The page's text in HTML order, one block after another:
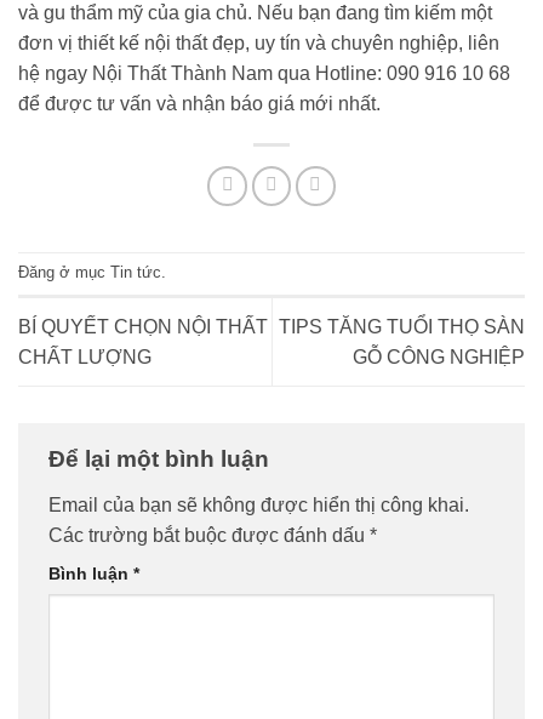
và gu thẩm mỹ của gia chủ. Nếu bạn đang tìm kiếm một
đơn vị thiết kế nội thất đẹp, uy tín và chuyên nghiệp, liên
hệ ngay Nội Thất Thành Nam qua Hotline: 090 916 10 68
để được tư vấn và nhận báo giá mới nhất.
Đăng ở mục Tin tức
BÍ QUYẾT CHỌN NỘI THẤT
CHẤT LƯỢNG
TIPS TĂNG TUỔI THỌ SÀN
GỖ CÔNG NGHIỆP
Để lại một bình luận
Email của bạn sẽ không được hiển thị công khai.
Các trường bắt buộc được đánh dấu *
Bình luận *